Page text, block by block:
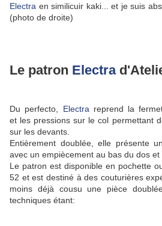
Electra en similicuir kaki... et je suis
(photo de droite)
Le patron Electra
Du perfecto, Electra reprend la
et les pressions sur le col permettant
sur les devants.
Entièrement doublée, elle présente
avec un empiècement au bas du dos et
Le patron est disponible en pochette
52 et est destiné à des couturières
moins déjà cousu une pièce
techniques étant: